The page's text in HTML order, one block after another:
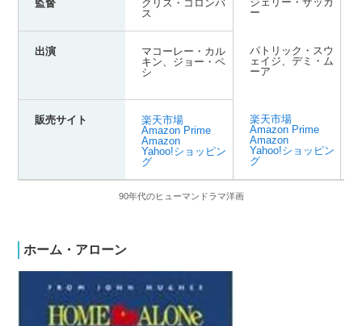
監督
クリス・コロンバ
ス
ー
出演
マコーレー・カル
キン、ジョー・ペ
シ
パトリック・スウ
ェイジ、デミ・ム
ーア
販売サイト
楽天市場
Amazon Prime
Amazon
Yahoo!ショッピン
グ
楽天市場
Amazon Prime
Amazon
Yahoo!ショッピン
グ
90年代のヒューマンドラマ洋画
ホーム・アローン